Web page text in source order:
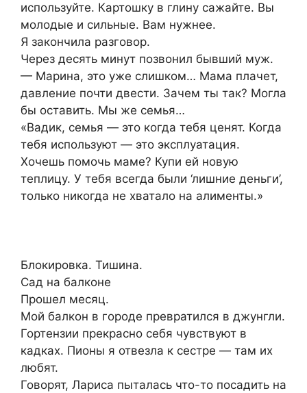
используйте. Картошку в глину сажайте. Вы
молодые и сильные. Вам нужнее.
Я закончила разговор.
Через десять минут позвонил бывший муж.
— Марина, это уже слишком… Мама плачет,
давление почти двести. Зачем ты так? Могла
бы оставить. Мы же семья…
«Вадик, семья — это когда тебя ценят. Когда
тебя используют — это эксплуатация.
Хочешь помочь маме? Купи ей новую
теплицу. У тебя всегда были ‘лишние деньги’,
только никогда не хватало на алименты.»
Блокировка. Тишина.
Сад на балконе
Прошел месяц.
Мой балкон в городе превратился в джунгли.
Гортензии прекрасно себя чувствуют в
кадках. Пионы я отвезла к сестре — там их
любят.
Говорят, Лариса пыталась что-то посадить на